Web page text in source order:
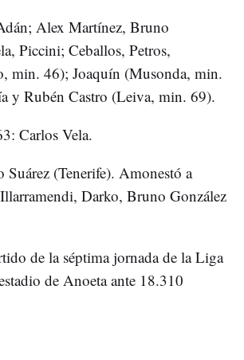
Alex Martínez, Bruno
Piccini; Ceballos, Petros,
min. 46); Joaquín (Musonda, min.
y Rubén Castro (Leiva, min. 69).
Carlos Vela.
(Tenerife). Amonestó a
Darko, Bruno González
de la séptima jornada de la Liga
de Anoeta ante 18.310